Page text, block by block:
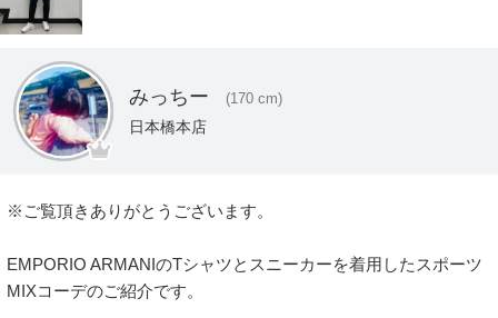
みっちー (170 cm)
日本橋本店
※ご覧頂きありがとうございます。
EMPORIO ARMANIのTシャツとスニーカーを着用したスポーツ
MIXコーデのご紹介です。